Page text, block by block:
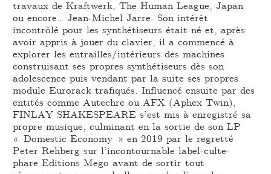
travaux de Kraftwerk, The Human League, Japan
ou encore… Jean-Michel Jarre. Son intérêt
incontrôlé pour les synthétiseurs était né et, après
avoir appris à jouer du clavier, il a commencé à
explorer les entrailles/intérieurs des machines
construisant ses propres synthétiseurs dès son
adolescence puis vendant par la suite ses propres
module Eurorack trafiqués. Influencé ensuite par des
entités comme Autechre ou AFX (Aphex Twin),
FINLAY SHAKESPEARE s’est mis à enregistré sa
propre musique, culminant en la sortie de son LP
« Domestic Economy » en 2019 par le regretté
Peter Rehberg sur l’incontournable label-culte-
phare Editions Mego avant de sortir tout